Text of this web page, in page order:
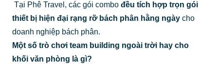
Tại Phê Travel, các gói combo đều tích hợp trọn gói
thiết bị hiện đại rạng rỡ bách phân hằng ngàycho
doanh nghiệp bách phân.
Một số trò chơi team building ngoài trời hay cho
khối văn phòng là gì?